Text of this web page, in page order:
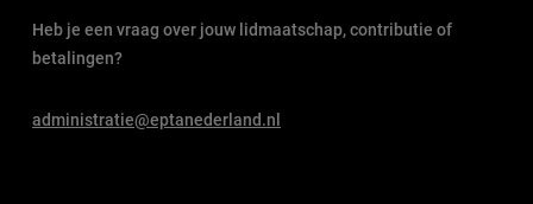
Heb je een vraag over jouw lidmaatschap, contributie of
betalingen?
administratie@eptanederland.nl